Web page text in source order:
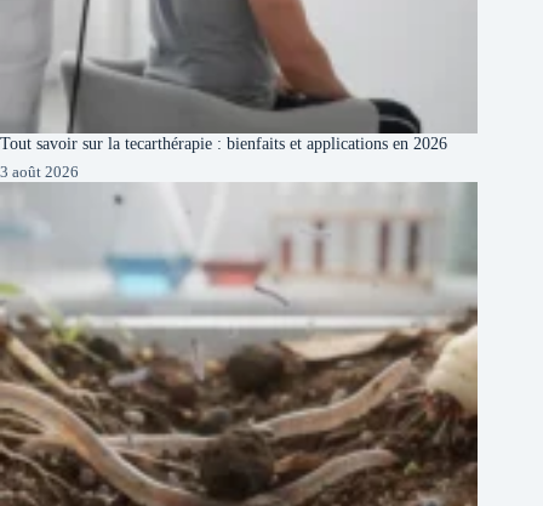
Tout savoir sur la tecarthérapie : bienfaits et applications en 2026
3 août 2026